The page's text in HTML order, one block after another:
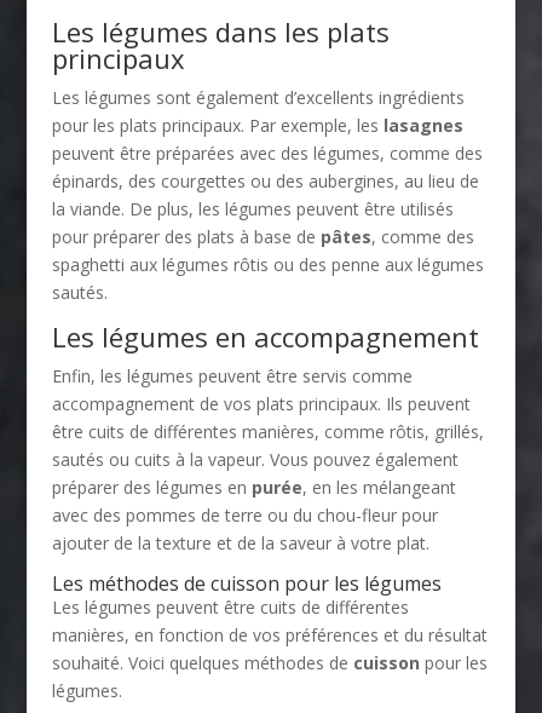
Les légumes dans les plats
principaux
Les légumes sont également d’excellents ingrédients
pour les plats principaux. Par exemple, les lasagnes
peuvent être préparées avec des légumes, comme des
épinards, des courgettes ou des aubergines, au lieu de
la viande. De plus, les légumes peuvent être utilisés
pour préparer des plats à base de pâtes, comme des
spaghetti aux légumes rôtis ou des penne aux légumes
sautés.
Les légumes en accompagnement
Enfin, les légumes peuvent être servis comme
accompagnement de vos plats principaux. Ils peuvent
être cuits de différentes manières, comme rôtis, grillés,
sautés ou cuits à la vapeur. Vous pouvez également
préparer des légumes en purée, en les mélangeant
avec des pommes de terre ou du chou-fleur pour
ajouter de la texture et de la saveur à votre plat.
Les méthodes de cuisson pour les légumes
Les légumes peuvent être cuits de différentes
manières, en fonction de vos préférences et du résultat
souhaité. Voici quelques méthodes de cuisson pour les
légumes.